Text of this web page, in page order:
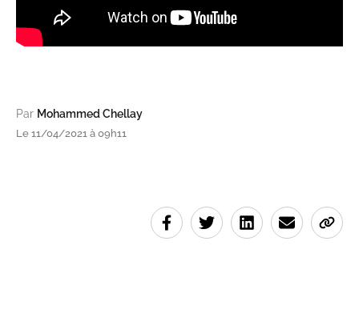
Par Mohammed Chellay
Le 11/04/2021 à 09h11